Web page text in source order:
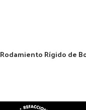
Rodamiento Rígido de